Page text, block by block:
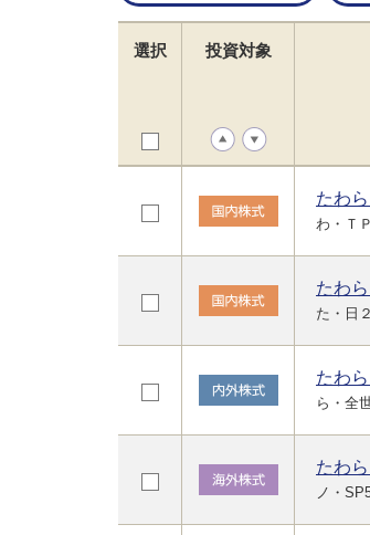
選択 投資対象
たわ
わ・Ｔ
たわ
た・日
たわ
ら・全
たわ
ノ・